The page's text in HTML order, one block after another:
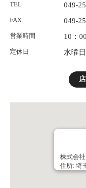
TEL 049-
FAX 049-
営業時間 10：
定休日 水曜
株式会
住所: 埼